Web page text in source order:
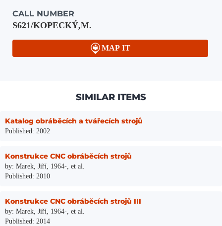
CALL NUMBER
S621/KOPECKÝ,M.
MAP IT
SIMILAR ITEMS
Katalog obráběcích a tvářecích strojů
Published: 2002
Konstrukce CNC obráběcích strojů
by: Marek, Jiří, 1964-, et al.
Published: 2010
Konstrukce CNC obráběcích strojů III
by: Marek, Jiří, 1964-, et al.
Published: 2014